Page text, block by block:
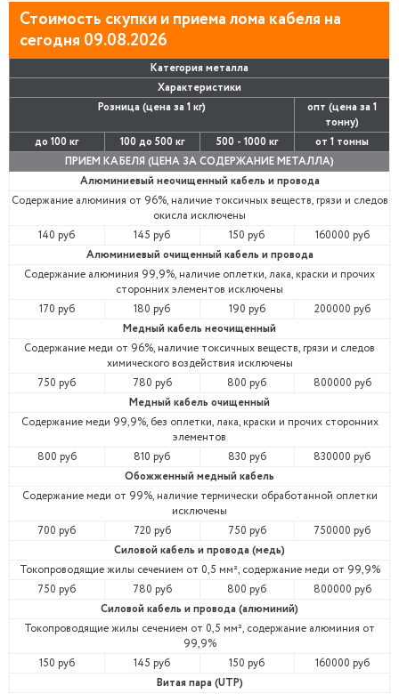
Стоимость скупки и приема лома кабеля на
сегодня 09.08.2026
Категория металла
Характеристики
Розница (цена за 1 кг)
опт (цена за 1
тонну)
до 100 кг
100 до 500 кг 500 - 1000 кг
от 1 тонны
ПРИЕМ КАБЕЛЯ (ЦЕНА ЗА СОДЕРЖАНИЕ МЕТАЛЛА)
Алюминиевый неочищенный кабель и провода
Содержание алюминия от 96%, наличие токсичных веществ, грязи и следов
окисла исключены
140 руб
145 руб 150 руб
160000 руб
Алюминиевый очищенный кабель и провода
Содержание алюминия 99,9%, наличие оплетки, лака, краски и прочих
сторонних элементов исключены
170 руб
180 руб 190 руб
200000 руб
Медный кабель неочищенный
Содержание меди от 96%, наличие токсичных веществ, грязи и следов
химического воздействия исключены
750 руб
780 руб 800 руб
800000 руб
Медный кабель очищенный
Содержание меди 99,9%, без оплетки, лака, краски и прочих сторонних
элементов
800 руб
810 руб 830 руб
830000 руб
Обожженный медный кабель
Содержание меди от 99%, наличие термически обработанной оплетки
исключены
700 руб
720 руб 750 руб
750000 руб
Силовой кабель и провода (медь)
Токопроводящие жилы сечением от 0,5 мм², содержание меди от 99,9%
750 руб
780 руб 800 руб
800000 руб
Силовой кабель и провода (алюминий)
Токопроводящие жилы сечением от 0,5 мм², содержание алюминия от
99,9%
150 руб
145 руб 150 руб
160000 руб
Витая пара (UTP)